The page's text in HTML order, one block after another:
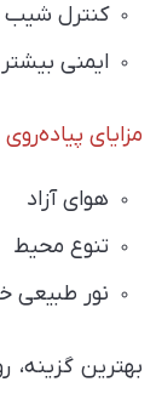
کنترل شیب
ایمنی
مزایای
هوای آزاد
تنوع محیط
نور طبیعی
بهترین